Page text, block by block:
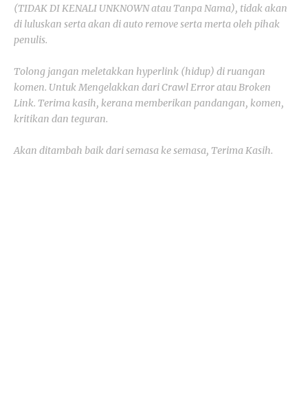
(TIDAK DI KENALI UNKNOWN atau Tanpa Nama), tidak akan
di luluskan serta akan di auto remove serta merta oleh pihak
penulis.
Tolong jangan meletakkan hyperlink (hidup) di ruangan
komen. Untuk Mengelakkan dari Crawl Error atau Broken
Link. Terima kasih, kerana memberikan pandangan, komen,
kritikan dan teguran.
Akan ditambah baik dari semasa ke semasa, Terima Kasih.